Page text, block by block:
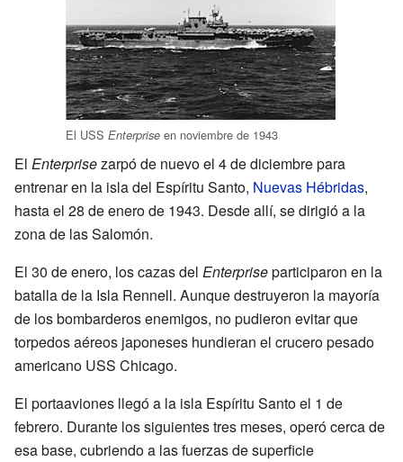
El USS Enterprise en noviembre de 1943
El Enterprisezarpó de nuevo el 4 de diciembre para
entrenar en la isla del Espíritu Santo, Nuevas Hébridas,
hasta el 28 de enero de 1943. Desde allí, se dirigió a la
zona de las Salomón.
El 30 de enero, los cazas del Enterpriseparticiparon en la
batalla de la Isla Rennell. Aunque destruyeron la mayoría
de los bombarderos enemigos, no pudieron evitar que
torpedos aéreos japoneses hundieran el crucero pesado
americano USS Chicago.
El portaaviones llegó a la isla Espíritu Santo el 1 de
febrero. Durante los siguientes tres meses, operó cerca de
esa base, cubriendo a las fuerzas de superficie